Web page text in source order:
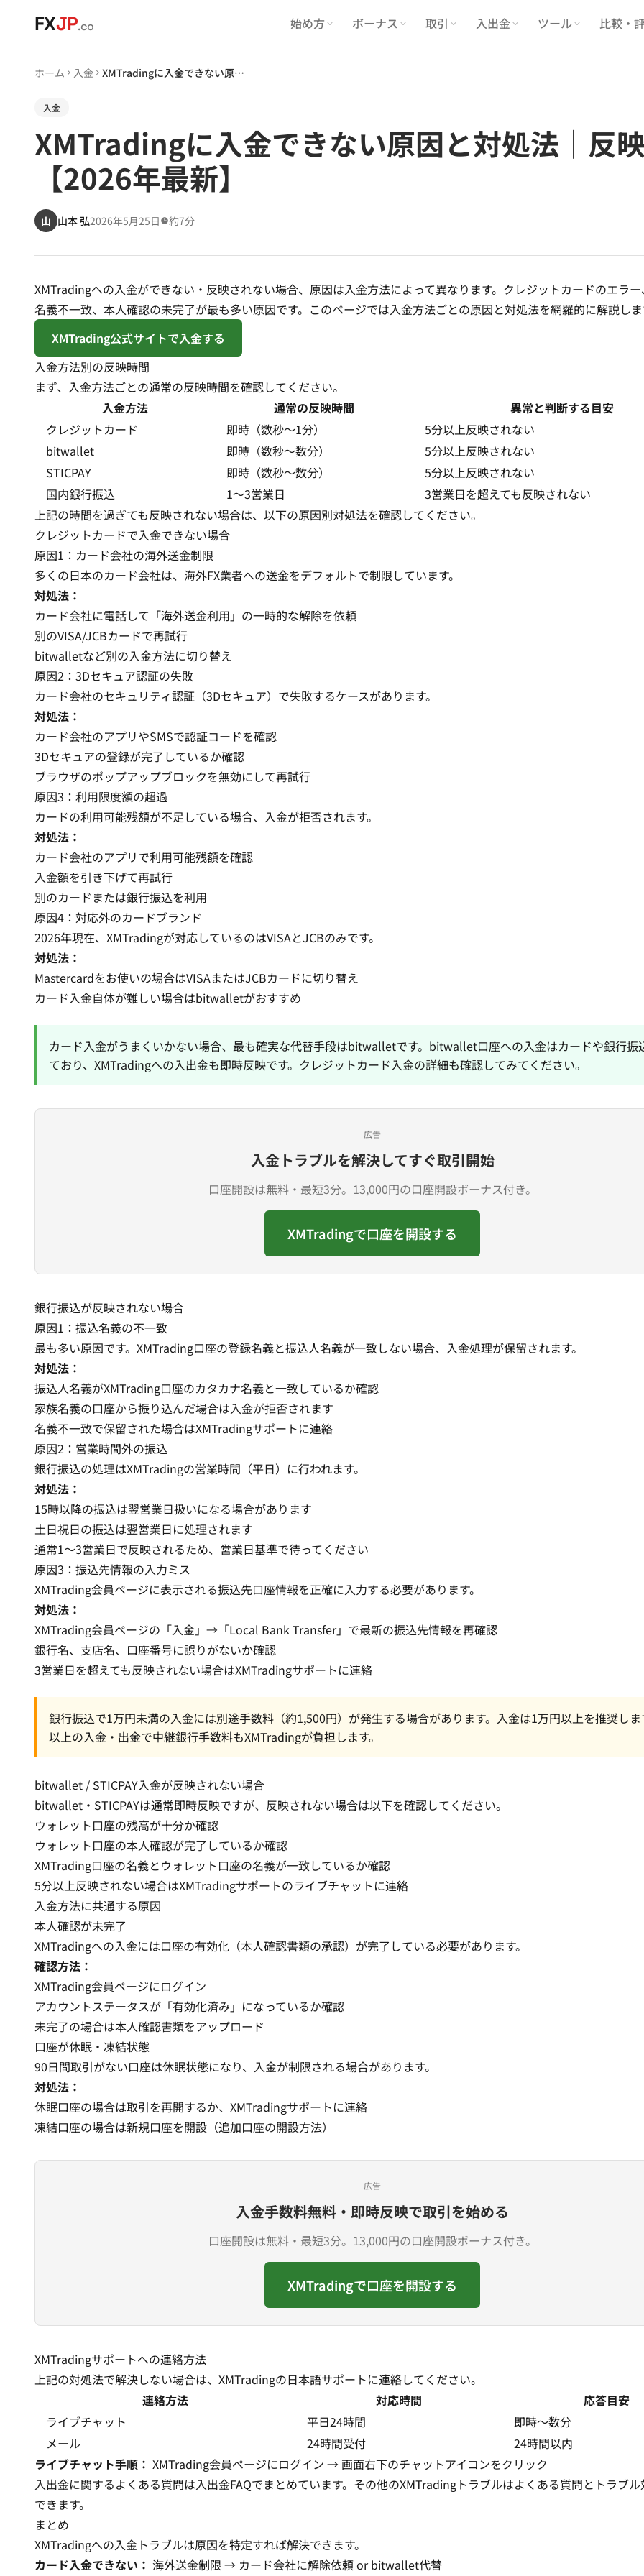
FXJP.co 始め方 ボーナス 取引 入出金 ツール 比較・
ホーム 入金 XMTradingに入金できない原因と対処法｜反映されない時の解決策【2026年最新】
入金
XMTradingに入金できない原因と対処法｜反
【2026年最新】
山 山本 弘2026年5月25日 約7分
XMTradingへの入金ができない・反映されない場合、原因は入金方法によって異なります。クレジットカードのエラ
名義不一致、本人確認の未完了が最も多い原因です。このページでは入金方法ごとの原因と対処法を網羅的に解説しま
XMTrading公式サイトで入金する
入金方法別の反映時間
まず、入金方法ごとの通常の反映時間を確認してください。
入金方法
通常の反映時間
異常と判断する目安
クレジットカード
即時（数秒〜1分）
5分以上反映されない
bitwallet
即時（数秒〜数分）
5分以上反映されない
STICPAY
即時（数秒〜数分）
5分以上反映されない
国内銀行振込
1〜3営業日
3営業日を超えても反映されない
上記の時間を過ぎても反映されない場合は、以下の原因別対処法を確認してください。
クレジットカードで入金できない場合
原因1：カード会社の海外送金制限
多くの日本のカード会社は、海外FX業者への送金をデフォルトで制限しています。
対処法：
カード会社に電話して「海外送金利用」の一時的な解除を依頼
別のVISA/JCBカードで再試行
bitwalletなど別の入金方法に切り替え
原因2：3Dセキュア認証の失敗
カード会社のセキュリティ認証（3Dセキュア）で失敗するケースがあります。
対処法：
カード会社のアプリやSMSで認証コードを確認
3Dセキュアの登録が完了しているか確認
ブラウザのポップアップブロックを無効にして再試行
原因3：利用限度額の超過
カードの利用可能残額が不足している場合、入金が拒否されます。
対処法：
カード会社のアプリで利用可能残額を確認
入金額を引き下げて再試行
別のカードまたは銀行振込を利用
原因4：対応外のカードブランド
2026年現在、XMTradingが対応しているのはVISAとJCBのみです。
対処法：
Mastercardをお使いの場合はVISAまたはJCBカードに切り替え
カード入金自体が難しい場合はbitwalletがおすすめ
カード入金がうまくいかない場合、最も確実な代替手段はbitwalletです。bitwallet口座への入金はカードや銀行振
ており、XMTradingへの入出金も即時反映です。 クレジットカード入金の詳細も確認してみてください。
広告
入金トラブルを解決してすぐ取引開始
口座開設は無料・最短3分。13,000円の口座開設ボーナス付き。
XMTradingで口座を開設する
銀行振込が反映されない場合
原因1：振込名義の不一致
最も多い原因です。XMTrading口座の登録名義と振込人名義が一致しない場合、入金処理が保留されます。
対処法：
振込人名義がXMTrading口座のカタカナ名義と一致しているか確認
家族名義の口座から振り込んだ場合は入金が拒否されます
名義不一致で保留された場合はXMTradingサポートに連絡
原因2：営業時間外の振込
銀行振込の処理はXMTradingの営業時間（平日）に行われます。
対処法：
15時以降の振込は翌営業日扱いになる場合があります
土日祝日の振込は翌営業日に処理されます
通常1〜3営業日で反映されるため、営業日基準で待ってください
原因3：振込先情報の入力ミス
XMTrading会員ページに表示される振込先口座情報を正確に入力する必要があります。
対処法：
XMTrading会員ページの「入金」→「Local Bank Transfer」で最新の振込先情報を再確認
銀行名、支店名、口座番号に誤りがないか確認
3営業日を超えても反映されない場合はXMTradingサポートに連絡
銀行振込で1万円未満の入金には別途手数料（約1,500円）が発生する場合があります。入金は1万円以上を推奨しま
以上の入金・出金で中継銀行手数料もXMTradingが負担します。
bitwallet / STICPAY入金が反映されない場合
bitwallet・STICPAYは通常即時反映ですが、反映されない場合は以下を確認してください。
ウォレット口座の残高が十分か確認
ウォレット口座の本人確認が完了しているか確認
XMTrading口座の名義とウォレット口座の名義が一致しているか確認
5分以上反映されない場合はXMTradingサポートのライブチャットに連絡
入金方法に共通する原因
本人確認が未完了
XMTradingへの入金には口座の有効化（本人確認書類の承認）が完了している必要があります。
確認方法：
XMTrading会員ページにログイン
アカウントステータスが「有効化済み」になっているか確認
未完了の場合は本人確認書類をアップロード
口座が休眠・凍結状態
90日間取引がない口座は休眠状態になり、入金が制限される場合があります。
対処法：
休眠口座の場合は取引を再開するか、XMTradingサポートに連絡
凍結口座の場合は新規口座を開設（追加口座の開設方法）
広告
入金手数料無料・即時反映で取引を始める
口座開設は無料・最短3分。13,000円の口座開設ボーナス付き。
XMTradingで口座を開設する
XMTradingサポートへの連絡方法
上記の対処法で解決しない場合は、XMTradingの日本語サポートに連絡してください。
連絡方法
対応時間
応答目安
ライブチャット
平日24時間
即時〜数分
メール
24時間受付
24時間以内
ライブチャット手順： XMTrading会員ページにログイン → 画面右下のチャットアイコンをクリック
入出金に関するよくある質問は入出金FAQでまとめています。その他のXMTradingトラブルはよくある質問とトラブ
できます。
まとめ
XMTradingへの入金トラブルは原因を特定すれば解決できます。
カード入金できない： 海外送金制限 → カード会社に解除依頼 or bitwallet代替